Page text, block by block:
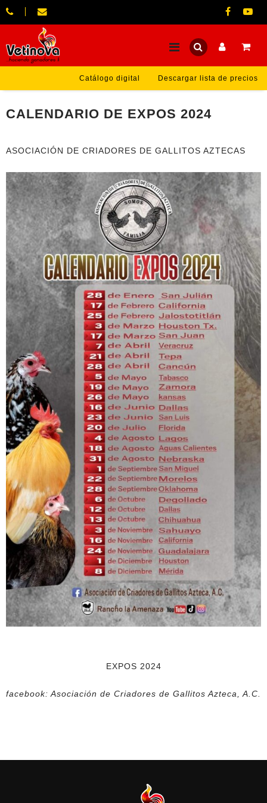
Catálogo digital Descargar lista de precios
CALENDARIO DE EXPOS 2024
ASOCIACIÓN DE CRIADORES DE GALLITOS AZTECAS
EXPOS 2024
facebook: Asociación de Criadores de Gallitos Azteca, A.C.